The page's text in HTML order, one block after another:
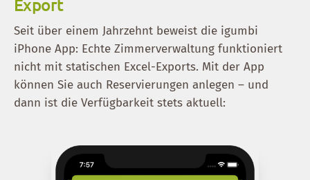
Export
Seit über einem Jahrzehnt beweist die igumbi
iPhone App: Echte Zimmer­verwaltung funktioniert
nicht mit statischen Excel-Exports. Mit der App
können Sie auch Reservierungen anlegen – und
dann ist die Verfügbarkeit stets aktuell: